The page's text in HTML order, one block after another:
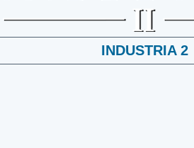
INDUSTRIA 2